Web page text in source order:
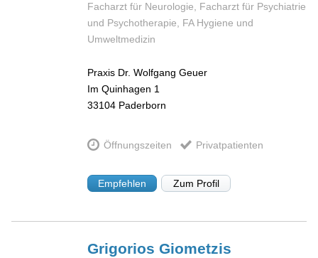
Facharzt für Neurologie, Facharzt für Psychiatrie
und Psychotherapie, FA Hygiene und
Umweltmedizin
Praxis Dr. Wolfgang Geuer
Im Quinhagen 1
33104 Paderborn
Öffnungszeiten Privatpatienten
Empfehlen Zum Profil
GrigoriosGiometzis